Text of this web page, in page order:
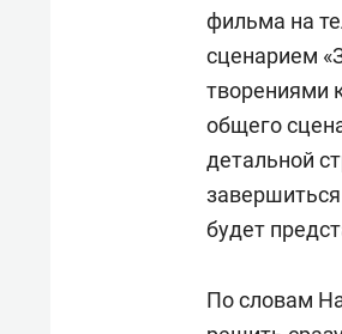
фильма на
сценарием
творениями
общего
детальной
будет
По словам